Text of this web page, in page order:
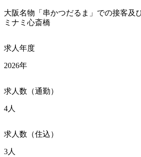
大阪名物「串かつだるま」での接客及
ミナミ心斎橋
求人年度
2026年
求人数（通勤）
4人
求人数（住込）
3人